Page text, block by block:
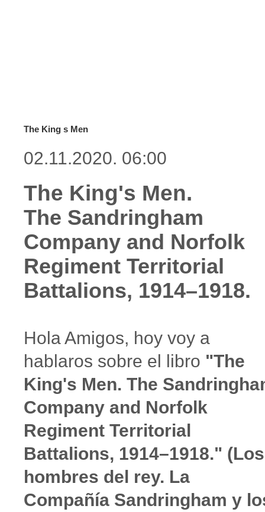
The King s Men
02.11.2020. 06:00
The King's Men.
The Sandringham
Company and Norfolk
Regiment Territorial
Battalions, 1914–1918.
Hola Amigos, hoy voy a
hablaros sobre el libro "The
King's Men. The
Company and Norfolk
Regiment Territorial
Battalions, 1914–1918." (Los
hombres del rey. La
Compañía Sandringham y